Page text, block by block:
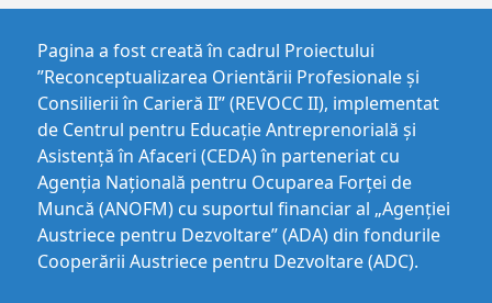
Pagina a fost creată în cadrul Proiectului
”Reconceptualizarea Orientării Profesionale și
Consilierii în Carieră II” (REVOCC II), implementat
de Centrul pentru Educaţie Antreprenorială şi
Asistenţă în Afaceri (CEDA) în parteneriat cu
Agenția Națională pentru Ocuparea Forței de
Muncă (ANOFM) cu suportul financiar al „Agenției
Austriece pentru Dezvoltare” (ADA) din fondurile
Cooperării Austriece pentru Dezvoltare (ADC).